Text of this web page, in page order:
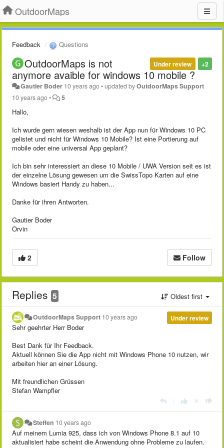
OutdoorMaps
Feedback Questions
+2
Under review
OutdoorMaps is not
anymore avaible for windows 10 mobile ?
Gautier Boder 10 years ago•updated byOutdoorMaps Support
10 years ago• 5
Hallo,
Ich wurde gern wiesen weshalb ist der App nun für Windows 10 PC
gelistet und nicht für Windows 10 Mobile? Ist eine Portierung auf
mobile oder eine universal App geplant?
Ich bin sehr interessiert an diese 10 Mobile / UWA Version seit es ist
der einzelne Lösung gewesen um die SwissTopo Karten auf eine
Windows basiert Handy zu haben...
Danke für ihren Antworten.
Gautier Boder
Orvin
2 Follow
Replies 5 Oldest first
Under review
OutdoorMaps Support 10 years ago
Sehr geehrter Herr Boder
Best Dank für Ihr Feedback.
Aktuell können Sie die App nicht mit Windows Phone 10 nutzen, wir
arbeiten hier an einer Lösung.
Mit freundlichen Grüssen
Stefan Wampfler
Steffen 10 years ago
Auf meinem Lumia 925, dass ich von Windows Phone 8.1 auf 10
aktualisiert habe scheint die Anwendung ohne Probleme zu laufen.